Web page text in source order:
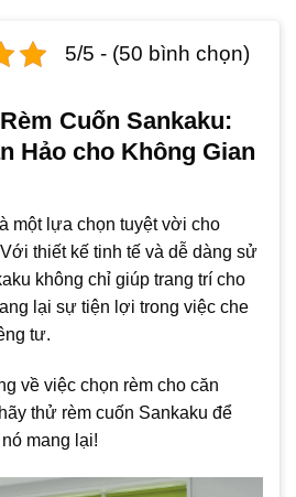
5/5 - (50 bình chọn)
Cuốn Sankaku:
Hảo cho Không Gian
một lựa chọn tuyệt vời cho
thiết kế tinh tế và dễ dàng sử
không chỉ giúp trang trí cho
lại sự tiện lợi trong việc che
tư.
về việc chọn rèm cho căn
thử rèm cuốn Sankaku để
mang lại!